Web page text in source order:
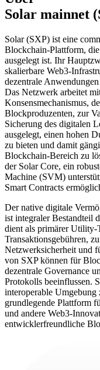
Solar mainnet
Solar (SXP) ist eine
Blockchain-Plattform,
ausgelegt ist. Ihr
skalierbare Web3-
dezentrale
Das Netzwerk arbeitet
Konsensmechanismus,
Blockproduzenten, zur
Sicherung des digitalen
ausgelegt, einen hohen
zu bieten und damit
Blockchain-Bereich zu
der Solar Core, ein
Machine (SVM)
Smart Contracts
Der native digitale
ist integraler Bestandteil
dient als primärer Utility-
Transaktionsgebühren,
Netzwerksicherheit und
von SXP können für
dezentrale Governance
Protokolls beeinflussen.
interoperable
grundlegende Plattform
und andere Web3-
entwicklerfreundliche